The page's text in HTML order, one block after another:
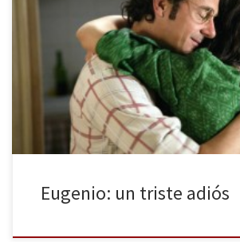
Después de quince temporadas Cuéntame
emocionando. Con casi cuatro millones de
despedir a uno de los personajes más
española. La muerte duele, por todo lo que
volver a ver a la persona amada, ya sea una
Eugenio: un triste adiós